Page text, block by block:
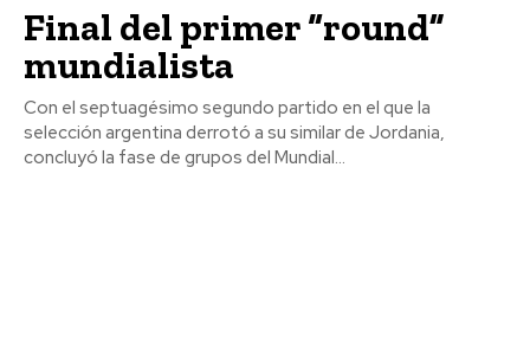
Final del primer “round”
mundialista
Con el septuagésimo segundo partido en el que la
selección argentina derrotó a su similar de Jordania,
concluyó la fase de grupos del Mundial...